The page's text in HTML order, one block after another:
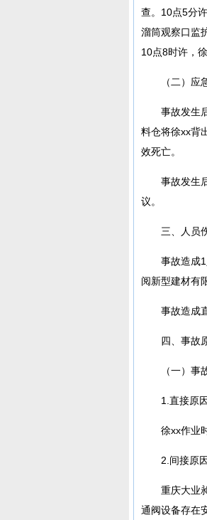
查。10点5分
溜筒观察口监
10点8时许，
（二）应
事故发生
料仓将徐xx背
效死亡。
事故发生
议。
三、人员
事故造成
阅新型建材有
事故造成
四、事故
（一）事
1.直接原因
徐xx作业
2.间接原因
重庆大业
通阀设备存在